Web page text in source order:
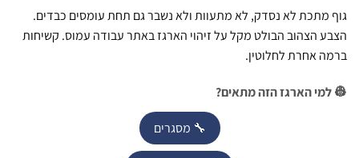
מתכת לא נסדק, לא מתעוות ולא נשבר גם תחת עומסים כבדים.
הצהוב הבולט מקל על זיהוי הארגז באתר עבודה עמוס. קשיחות
אחרת לחלוטין.
הארגז הזה מתאים?
🔧 מסגרים